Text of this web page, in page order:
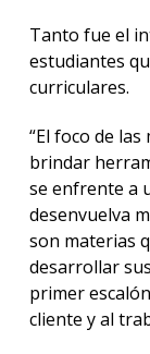
Tanto fue el
estudiantes
curriculares.
“El foco de
brindar
se enfrente a
desenvuelva
son materias
desarrollar
primer
cliente y al